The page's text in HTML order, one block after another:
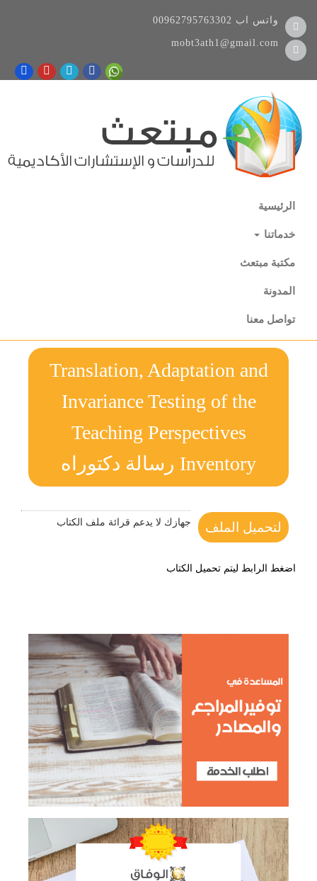
00962795763302 واتس اب
mobt3ath1@gmail.com
الرئيسية
خدماتنا
مكتبة مبتعث
المدونة
تواصل معنا
Translation, Adaptation and
Invariance Testing of the
Teaching Perspectives
Inventory رسالة دكتوراه
لتحميل الملف جهازك لا يدعم قرائة ملف الكتاب
اضغط الرابط ليتم تحميل الكتاب